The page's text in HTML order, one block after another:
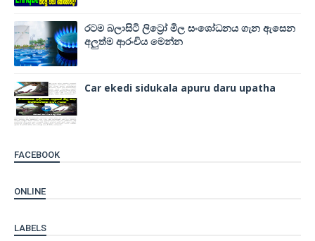
රටම බලාසිටි ලිට්‍රෝ මිල සංශෝධනය ගැන ඇසෙන
අලුත්ම ආරංචිය මෙන්න
Car ekedi sidukala apuru daru upatha
FACEBOOK
ONLINE
LABELS